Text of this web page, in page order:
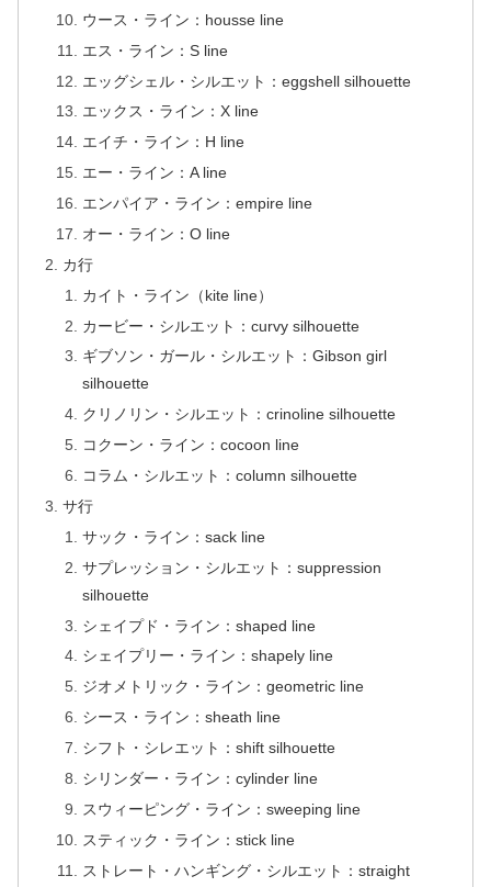
ウース・ライン：housse line
エス・ライン：S line
エッグシェル・シルエット：eggshell silhouette
エックス・ライン：X line
エイチ・ライン：H line
エー・ライン：A line
エンパイア・ライン：empire line
オー・ライン：O line
カ行
カイト・ライン（kite line）
カービー・シルエット：curvy silhouette
ギブソン・ガール・シルエット：Gibson girl
silhouette
クリノリン・シルエット：crinoline silhouette
コクーン・ライン：cocoon line
コラム・シルエット：column silhouette
サ行
サック・ライン：sack line
サプレッション・シルエット：suppression
silhouette
シェイプド・ライン：shaped line
シェイプリー・ライン：shapely line
ジオメトリック・ライン：geometric line
シース・ライン：sheath line
シフト・シレエット：shift silhouette
シリンダー・ライン：cylinder line
スウィーピング・ライン：sweeping line
スティック・ライン：stick line
ストレート・ハンギング・シルエット：straight